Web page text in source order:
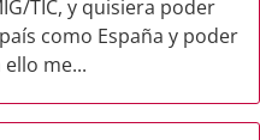
TIC, y quisiera poder
como España y poder
me...